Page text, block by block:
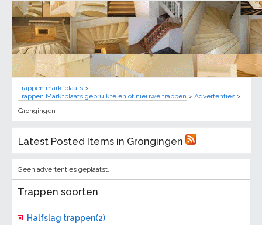
Trappen marktplaats >
Trappen Marktplaats gebruikte en of nieuwe trappen >Advertenties >
Grongingen
Latest Posted Items in Grongingen
Geen advertenties geplaatst.
Trappen soorten
Halfslag trappen(2)